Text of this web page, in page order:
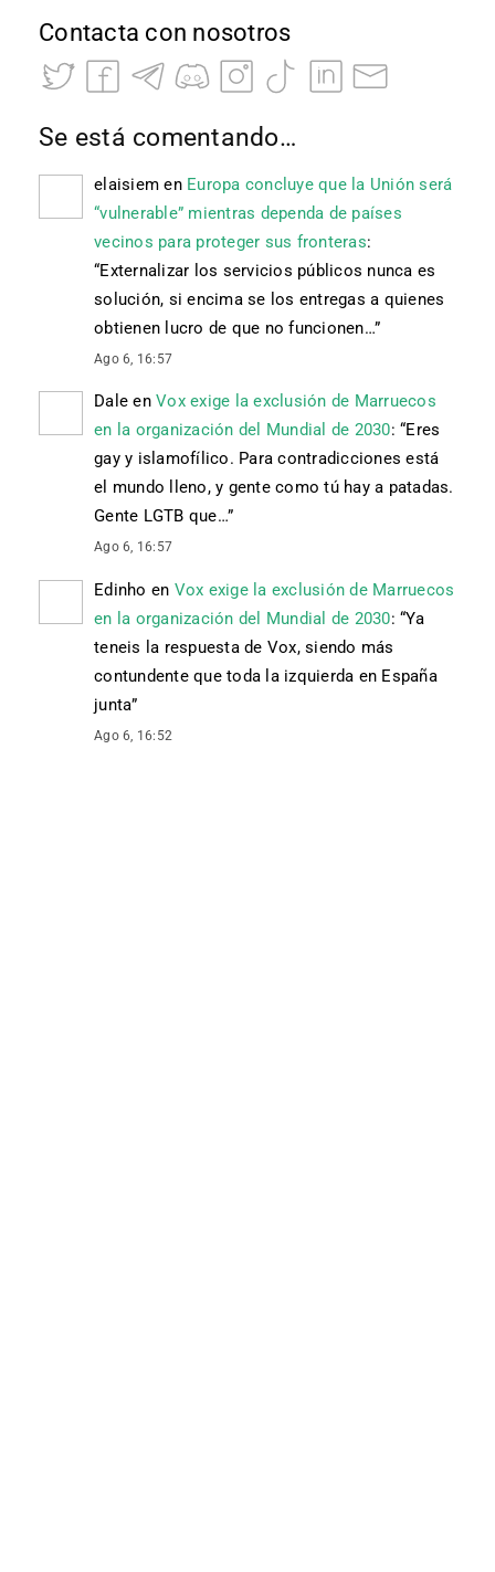
Contacta con nosotros
Se está comentando…
elaisiem en Europa concluye que la Unión será
“vulnerable” mientras dependa de países
vecinos para proteger sus fronteras:
“Externalizar los servicios públicos nunca es
solución, si encima se los entregas a quienes
obtienen lucro de que no funcionen…”
Ago 6, 16:57
Dale en Vox exige la exclusión de Marruecos
en la organización del Mundial de 2030: “Eres
gay y islamofílico. Para contradicciones está
el mundo lleno, y gente como tú hay a patadas.
Gente LGTB que…”
Ago 6, 16:57
Edinho en Vox exige la exclusión de Marruecos
en la organización del Mundial de 2030: “Ya
teneis la respuesta de Vox, siendo más
contundente que toda la izquierda en España
junta”
Ago 6, 16:52